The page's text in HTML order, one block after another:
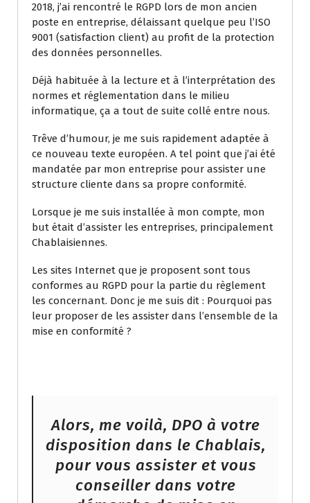
2018, j’ai rencontré le RGPD lors de mon ancien
poste en entreprise, délaissant quelque peu l’ISO
9001 (satisfaction client) au profit de la protection
des données personnelles.
Déjà habituée à la lecture et à l’interprétation des
normes et réglementation dans le milieu
informatique, ça a tout de suite collé entre nous.
Trêve d’humour, je me suis rapidement adaptée à
ce nouveau texte européen. A tel point que j’ai été
mandatée par mon entreprise pour assister une
structure cliente dans sa propre conformité.
Lorsque je me suis installée à mon compte, mon
but était d’assister les entreprises, principalement
Chablaisiennes.
Les sites Internet que je proposent sont tous
conformes au RGPD pour la partie du règlement
les concernant. Donc je me suis dit : Pourquoi pas
leur proposer de les assister dans l’ensemble de la
mise en conformité ?
Alors, me voilà, DPO à votre
disposition dans le Chablais,
pour vous assister et vous
conseiller dans votre